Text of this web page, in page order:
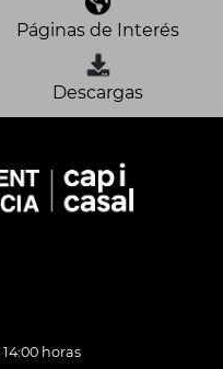
Páginas de Interés
Descargas
horas